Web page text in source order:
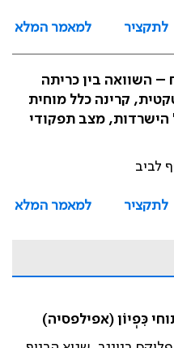
לתקציר
למאמר המלא
– השוואה בין כריתה
קרינה כלל מוחית
הישרדות, מצב תפקודי
לביב
לתקציר
למאמר המלא
כִּפְיוֹן (אפילפסיה)